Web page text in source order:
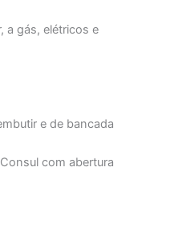
a gás, elétricos e
e de bancada
com abertura